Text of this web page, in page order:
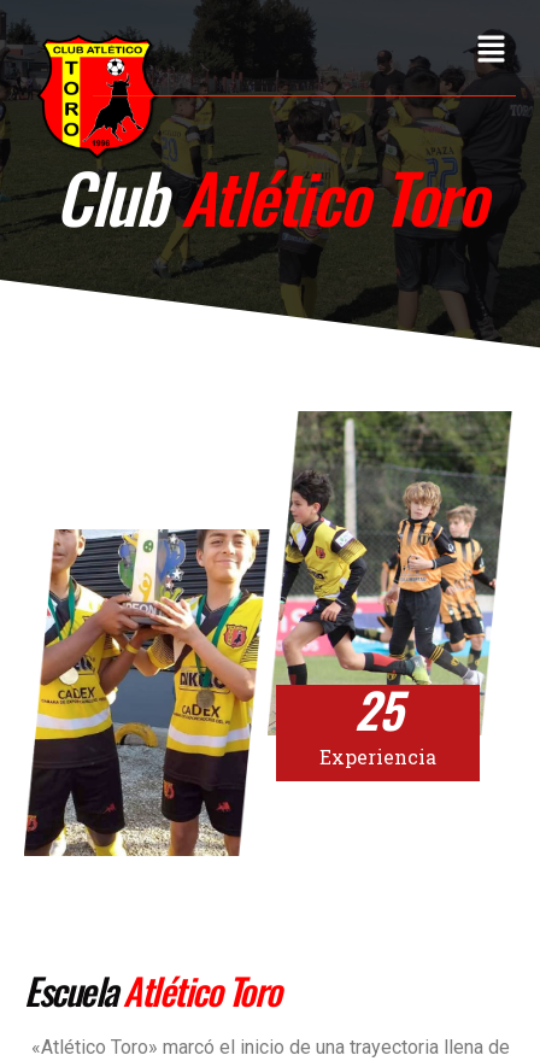
ClubAtlético Toro
EscuelaAtlético Toro
«Atlético Toro» marcó el inicio de una trayectoria llena de
25
Experiencia